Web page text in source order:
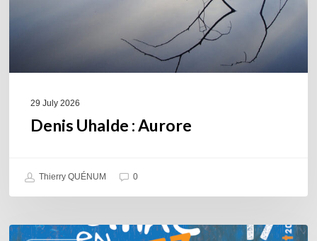
29 July 2026
Denis Uhalde : Aurore
Thierry QUÉNUM 0
Souillac